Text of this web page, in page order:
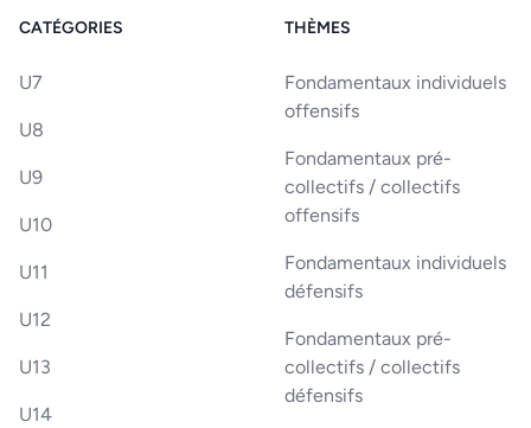
CATÉGORIES
U7
U8
U9
U10
U11
U12
U13
U14
THÈMES
Fondamentaux individuels
offensifs
Fondamentaux pré-
collectifs / collectifs
offensifs
Fondamentaux individuels
défensifs
Fondamentaux pré-
collectifs / collectifs
défensifs